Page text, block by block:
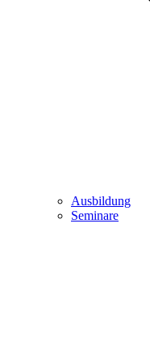
Ausbildung
Seminare